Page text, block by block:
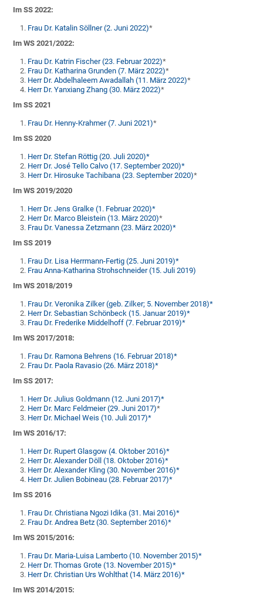
Im SS 2022:
Frau Dr. Katalin Söllner (2. Juni 2022)*
Im WS 2021/2022:
Frau Dr. Katrin Fischer (23. Februar 2022)*
Frau Dr. Katharina Grunden (7. März 2022)*
Herr Dr. Abdelhaleem Awadallah (11. März 2022)*
Herr Dr. Yanxiang Zhang (30. März 2022)*
Im SS 2021
Frau Dr. Henny-Krahmer (7. Juni 2021)*
Im SS 2020
Herr Dr. Stefan Röttig (20. Juli 2020)*
Herr Dr. José Tello Calvo (17. September 2020)*
Herr Dr. Hirosuke Tachibana (23. September 2020)*
Im WS 2019/2020
Herr Dr. Jens Gralke (1. Februar 2020)*
Herr Dr. Marco Bleistein (13. März 2020)*
Frau Dr. Vanessa Zetzmann (23. März 2020)*
Im SS 2019
Frau Dr. Lisa Herrmann-Fertig (25. Juni 2019)*
Frau Anna-Katharina Strohschneider (15. Juli 2019)
Im WS 2018/2019
Frau Dr. Veronika Zilker (geb. Zilker; 5. November 2018)*
Herr Dr. Sebastian Schönbeck (15. Januar 2019)*
Frau Dr. Frederike Middelhoff (7. Februar 2019)*
Im WS 2017/2018:
Frau Dr. Ramona Behrens (16. Februar 2018)*
Frau Dr. Paola Ravasio (26. März 2018)*
Im SS 2017:
Herr Dr. Julius Goldmann (12. Juni 2017)*
Herr Dr. Marc Feldmeier (29. Juni 2017)*
Herr Dr. Michael Weis (10. Juli 2017)*
Im WS 2016/17:
Herr Dr. Rupert Glasgow (4. Oktober 2016)*
Herr Dr. Alexander Döll (18. Oktober 2016)*
Herr Dr. Alexander Kling (30. November 2016)*
Herr Dr. Julien Bobineau (28. Februar 2017)*
Im SS 2016
Frau Dr. Christiana Ngozi Idika (31. Mai 2016)*
Frau Dr. Andrea Betz (30. September 2016)*
Im WS 2015/2016:
Frau Dr. Maria-Luisa Lamberto (10. November 2015)*
Herr Dr. Thomas Grote (13. November 2015)*
Herr Dr. Christian Urs Wohlthat (14. März 2016)*
Im WS 2014/2015: